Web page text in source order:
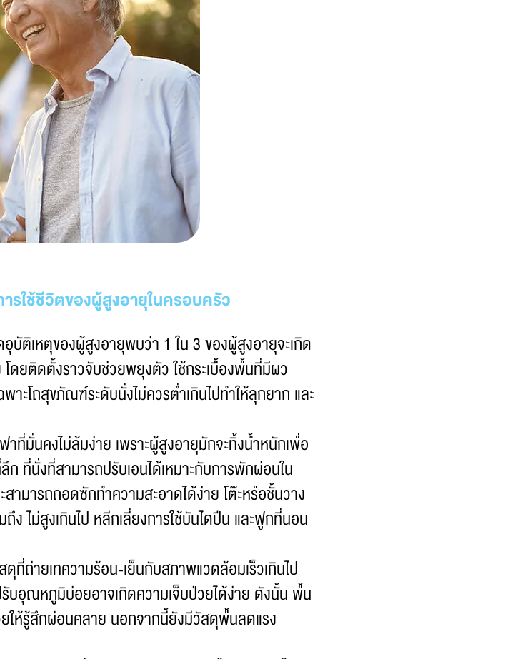
รใช้ชีวิตของผู้สูงอายุในครอบครัว
บัติเหตุของผู้สูงอายุพบว่า 1 ใน 3 ของผู้สูงอายุจะเกิด
ดยติดตั้งราวจับช่วยพยุงตัว ใช้กระเบื้องพื้นที่มีผิว
ะโถสุขภัณฑ์ระดับนั่งไม่ควรต่ำเกินไปทำให้ลุกยาก และ
ฟาที่มั่นคงไม่ล้มง่าย เพราะผู้สูงอายุมักจะทิ้งน้ำหนักเพื่อ
ที่นั่งที่สามารถปรับเอนได้เหมาะกับการพักผ่อนใน
ามารถถอดซักทำความสะอาดได้ง่าย โต๊ะหรือชั้นวาง
ไม่สูงเกินไป หลีกเลี่ยงการใช้บันไดปีน และฟูกที่นอน
ที่ถ่ายเทความร้อน-เย็นกับสภาพแวดล้อมเร็วเกินไป
บอุณหภูมิบ่อยอาจเกิดความเจ็บป่วยได้ง่าย ดังนั้น พื้น
ให้รู้สึกผ่อนคลาย นอกจากนี้ยังมีวัสดุพื้นลดแรง